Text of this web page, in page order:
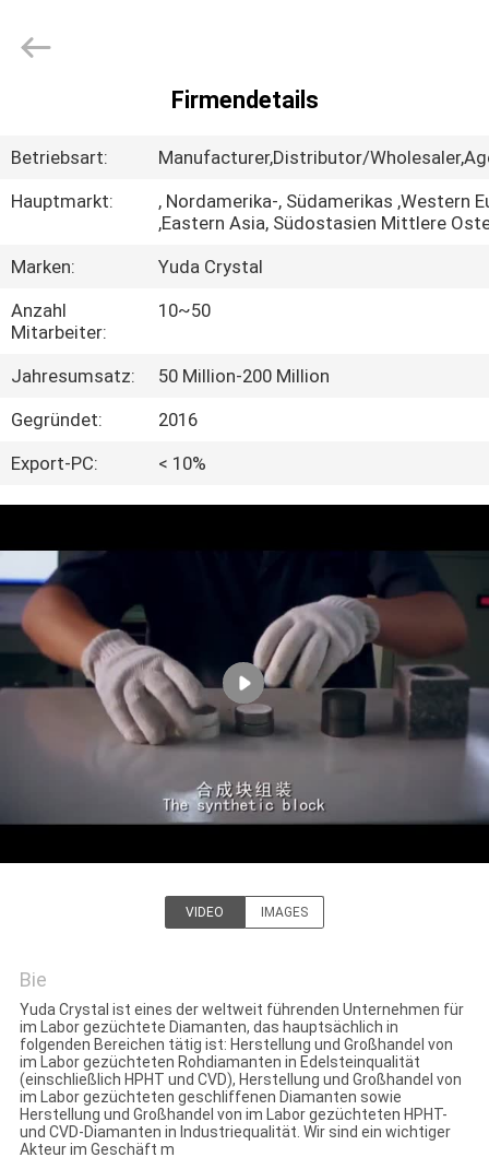
PRODUKTE
ÜBER
FABRIK-
QUALITÄTSKONTROLLE
SIE
MIT
UNS
IN
VERBINDUNG
NACHRICHTEN
FÄLLE
PRIVACY
POLICY
Crystal
Co.,Ltd.
Firmendetails
Betriebsart:
Manufacturer,Distributor/
Hauptmarkt:
, Nordamerika-, Südamerikas ,Western
,Eastern Asia, Südostasien Mittlere
Marken:
Yuda Crystal
Anzahl
Mitarbeiter:
10~50
Jahresumsatz:
50 Million-200 Million
Gegründet:
2016
Export-PC:
< 10%
VIDEO IMAGES
Bie
Yuda Crystal ist eines der weltweit führenden Unternehmen für
im Labor gezüchtete Diamanten, das hauptsächlich in
folgenden Bereichen tätig ist: Herstellung und Großhandel von
im Labor gezüchteten Rohdiamanten in Edelsteinqualität
(einschließlich HPHT und CVD), Herstellung und Großhandel von
im Labor gezüchteten geschliffenen Diamanten sowie
Herstellung und Großhandel von im Labor gezüchteten HPHT-
und CVD-Diamanten in Industriequalität. Wir sind ein wichtiger
Akteur im Geschäft m